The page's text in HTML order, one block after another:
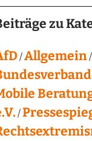
zu
Allgemein